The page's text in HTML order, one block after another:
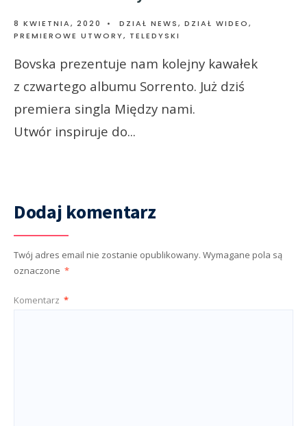
8 KWIETNIA, 2020 • DZIAŁ NEWS, DZIAŁ WIDEO,
PREMIEROWE UTWORY, TELEDYSKI
Bovska prezentuje nam kolejny kawałek
z czwartego albumu Sorrento. Już dziś
premiera singla Między nami.
Utwór inspiruje do...
Dodaj komentarz
Twój adres email nie zostanie opublikowany. Wymagane pola są
oznaczone *
Komentarz *